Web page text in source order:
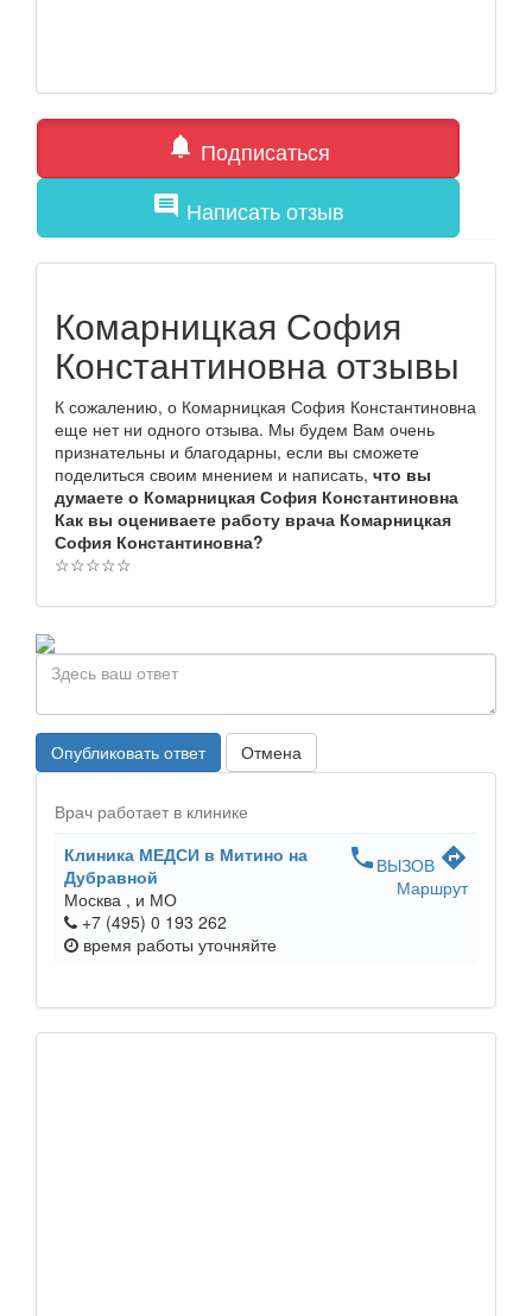
notifications Подписаться
comment Написать отзыв
Комарницкая София
Константиновна отзывы
К сожалению, о Комарницкая София Константиновна
еще нет ни одного отзыва. Мы будем Вам очень
признательны и благодарны, если вы сможете
поделиться своим мнением и написать, что вы
думаете о Комарницкая София Константиновна
Как вы оцениваете работу врача Комарницкая
София Константиновна?
☆☆☆☆☆
Опубликовать ответ Отмена
Врач работает в клинике
Клиника МЕДСИ в Митино на
Дубравной
Москва , и МО
+7 (495) 0 193 262
время работы уточняйте
phone ВЫЗОВ directions
Маршрут